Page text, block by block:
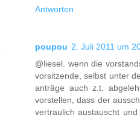
Antworten
poupou 2. Juli 2011 um
@liesel. wenn die
vorsitzende, selbst unter
anträge auch z.t.
vorstellen, dass der
vertraulich austauscht